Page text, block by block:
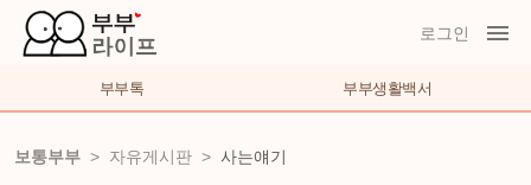
로그인
부부톡 부부생활백서
보통부부 > 자유게시판 > 사는얘기